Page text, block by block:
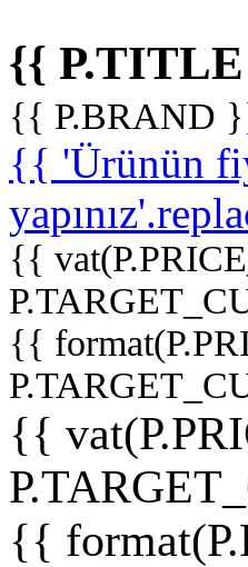
{{
{{ P.BRAND
{{ 'Ürünün
{{
{{
{{
{{